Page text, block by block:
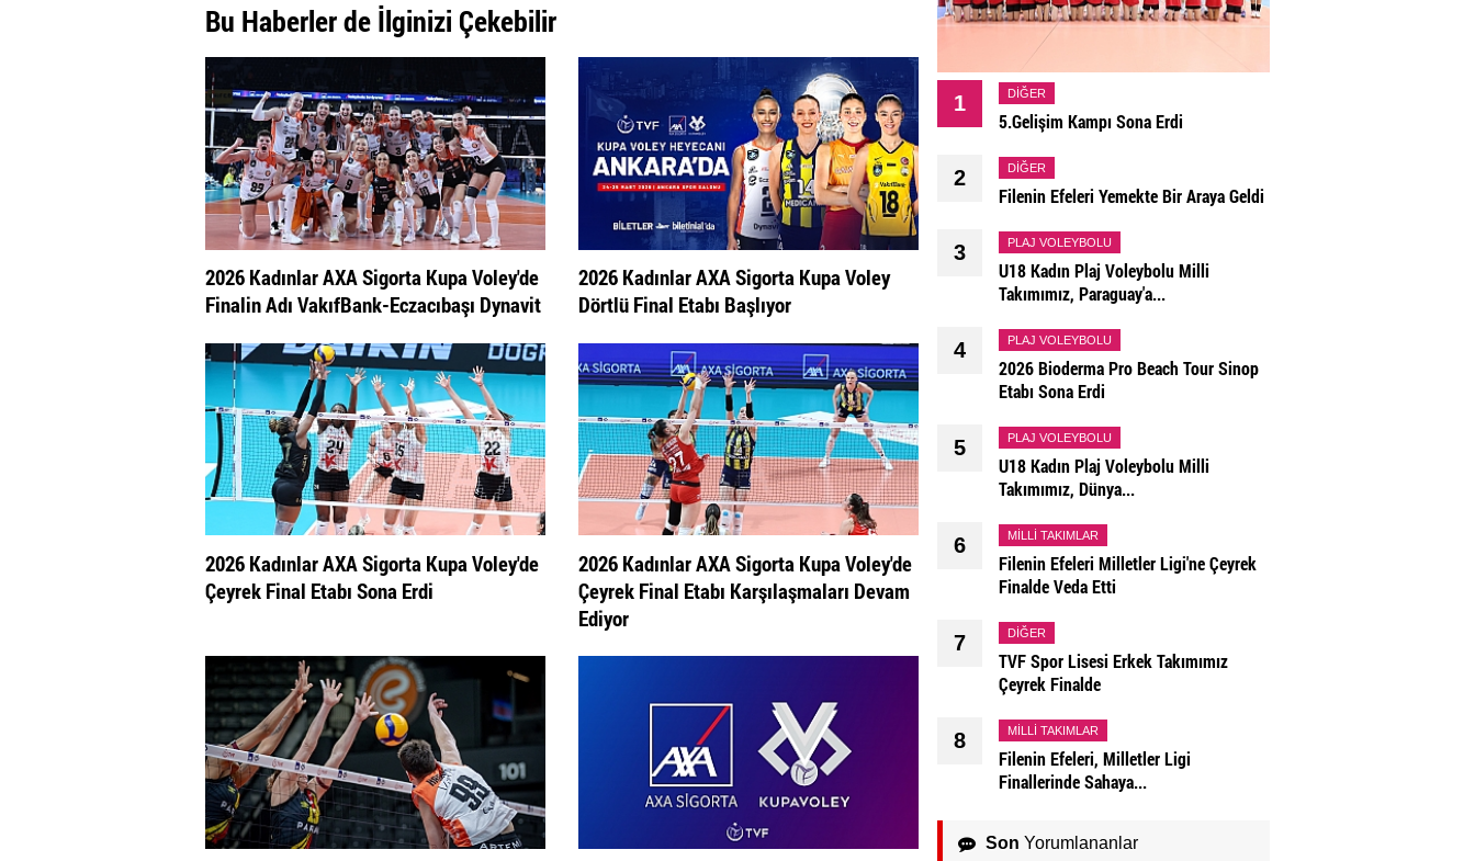
Bu Haberler de İlginizi Çekebilir
2026 Kadınlar AXA Sigorta Kupa Voley'de
Finalin Adı VakıfBank-Eczacıbaşı Dynavit
2026 Kadınlar AXA Sigorta Kupa Voley
Dörtlü Final Etabı Başlıyor
2026 Kadınlar AXA Sigorta Kupa Voley'de
Çeyrek Final Etabı Sona Erdi
2026 Kadınlar AXA Sigorta Kupa Voley'de
Çeyrek Final Etabı Karşılaşmaları Devam
Ediyor
1 DIĞER
5.Gelişim Kampı Sona Erdi
2 DIĞER
Filenin Efeleri Yemekte Bir Araya Geldi
3 PLAJ VOLEYBOLU
U18 Kadın Plaj Voleybolu Milli
Takımımız, Paraguay'a...
4 PLAJ VOLEYBOLU
2026 Bioderma Pro Beach Tour Sinop
Etabı Sona Erdi
5 PLAJ VOLEYBOLU
U18 Kadın Plaj Voleybolu Milli
Takımımız, Dünya...
6 MILLI TAKIMLAR
Filenin Efeleri Milletler Ligi'ne Çeyrek
Finalde Veda Etti
7 DIĞER
TVF Spor Lisesi Erkek Takımımız
Çeyrek Finalde
8 MILLI TAKIMLAR
Filenin Efeleri, Milletler Ligi
Finallerinde Sahaya...
Son Yorumlananlar